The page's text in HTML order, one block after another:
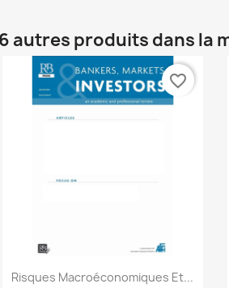
autres produits dans la
Aperçu rapide
Risques Macroéconomiques Et...
favorite_border